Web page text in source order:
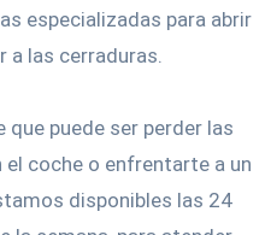
especializadas para abrir
a las cerraduras.
puede ser perder las
el coche o enfrentarte a un
disponibles las 24